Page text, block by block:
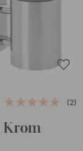
(2)
Krom